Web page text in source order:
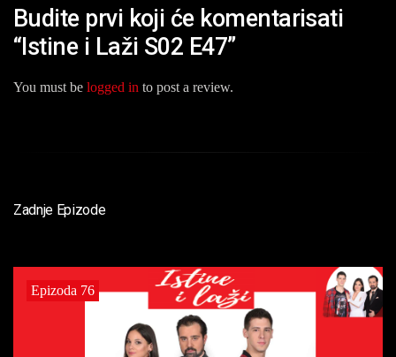
Budite prvi koji će komentarisati
“Istine i Laži S02 E47”
You must be logged in to post a review.
Zadnje Epizode
Epizoda 76